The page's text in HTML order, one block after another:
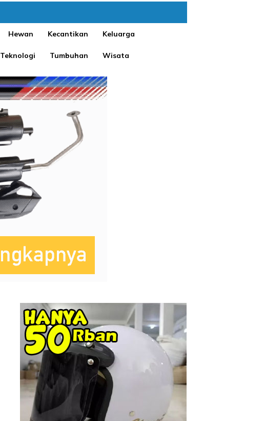
Hewan Kecantikan Keluarga
Teknologi Tumbuhan Wisata